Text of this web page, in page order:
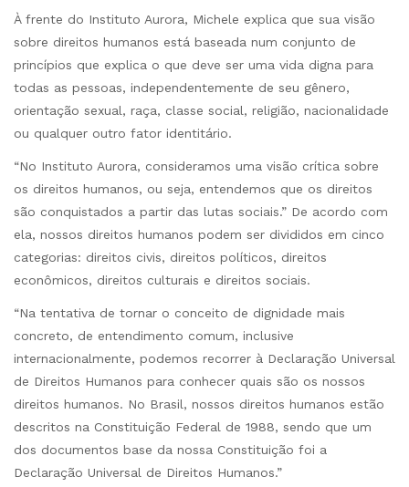
À frente do Instituto Aurora, Michele explica que sua visão
sobre direitos humanos está baseada num conjunto de
princípios que explica o que deve ser uma vida digna para
todas as pessoas, independentemente de seu gênero,
orientação sexual, raça, classe social, religião, nacionalidade
ou qualquer outro fator identitário.
“No Instituto Aurora, consideramos uma visão crítica sobre
os direitos humanos, ou seja, entendemos que os direitos
são conquistados a partir das lutas sociais.” De acordo com
ela, nossos direitos humanos podem ser divididos em cinco
categorias: direitos civis, direitos políticos, direitos
econômicos, direitos culturais e direitos sociais.
“Na tentativa de tornar o conceito de dignidade mais
concreto, de entendimento comum, inclusive
internacionalmente, podemos recorrer à Declaração Universal
de Direitos Humanos para conhecer quais são os nossos
direitos humanos. No Brasil, nossos direitos humanos estão
descritos na Constituição Federal de 1988, sendo que um
dos documentos base da nossa Constituição foi a
Declaração Universal de Direitos Humanos.”